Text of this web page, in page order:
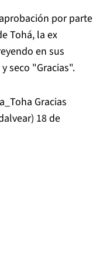
por parte
Tohá, la ex
en sus
seco "Gracias".
Gracias
18 de